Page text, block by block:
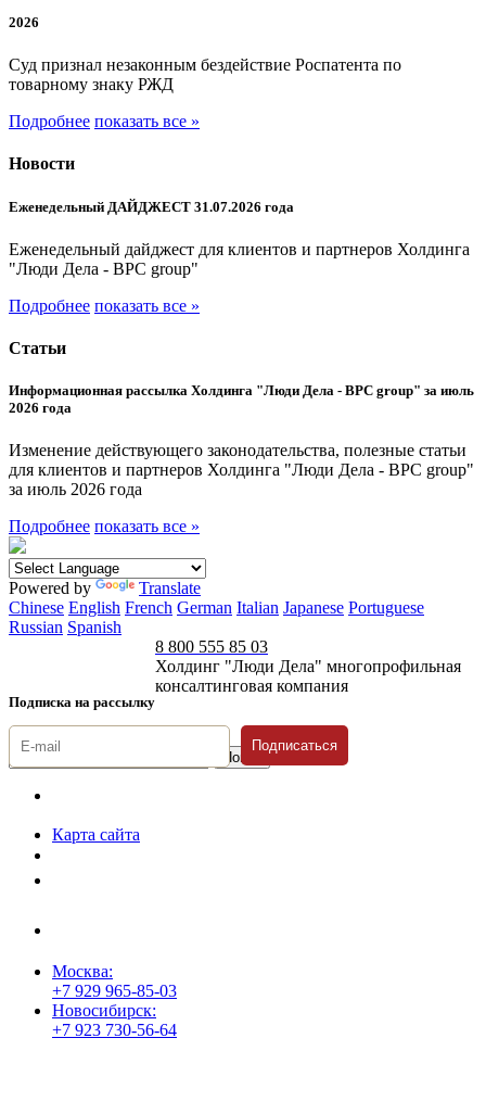
2026
Суд признал незаконным бездействие Роспатента по
товарному знаку РЖД
Подробнее показать все »
Новости
Еженедельный ДАЙДЖЕСТ 31.07.2026 года
Еженедельный дайджест для клиентов и партнеров Холдинга
"Люди Дела - BPC group"
Подробнее показать все »
Статьи
Информационная рассылка Холдинга "Люди Дела - BPC group" за июль
2026 года
Изменение действующего законодательства, полезные статьи
для клиентов и партнеров Холдинга "Люди Дела - BPC group"
за июль 2026 года
Подробнее показать все »
Powered by
Translate
Chinese English French German Italian Japanese Portuguese
Russian Spanish
Подписка на рассылку
8 800 555 85 03
Холдинг "Люди Дела" многопрофильная
консалтинговая компания
Подписаться
Карта сайта
Москва:
+7 929 965-85-03
Новосибирск:
+7 923 730-56-64